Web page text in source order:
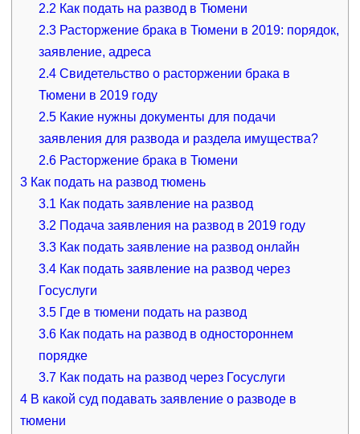
2.2 Как подать на развод в Тюмени
2.3 Расторжение брака в Тюмени в 2019: порядок,
заявление, адреса
2.4 Свидетельство о расторжении брака в
Тюмени в 2019 году
2.5 Какие нужны документы для подачи
заявления для развода и раздела имущества?
2.6 Расторжение брака в Тюмени
3Как подать на развод тюмень
3.1 Как подать заявление на развод
3.2 Подача заявления на развод в 2019 году
3.3 Как подать заявление на развод онлайн
3.4 Как подать заявление на развод через
Госуслуги
3.5 Где в тюмени подать на развод
3.6 Как подать на развод в одностороннем
порядке
3.7 Как подать на развод через Госуслуги
4В какой суд подавать заявление о разводе в
тюмени